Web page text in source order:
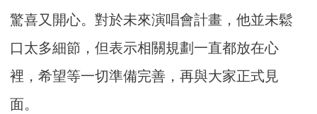
驚喜又開心。對於未來演唱會計畫，他並未鬆
口太多細節，但表示相關規劃一直都放在心
裡，希望等一切準備完善，再與大家正式見
面。